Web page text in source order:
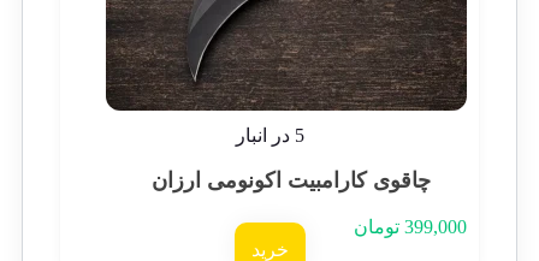
5 در انبار
چاقوی کارامبیت اکونومی ارزان
399,000 تومان
خرید